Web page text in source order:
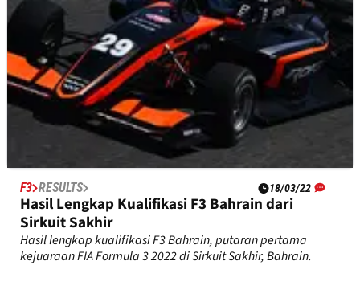
F3 RESULTS 18/03/22
Hasil Lengkap Kualifikasi F3 Bahrain dari
Sirkuit Sakhir
Hasil lengkap kualifikasi F3 Bahrain, putaran pertama
kejuaraan FIA Formula 3 2022 di Sirkuit Sakhir, Bahrain.